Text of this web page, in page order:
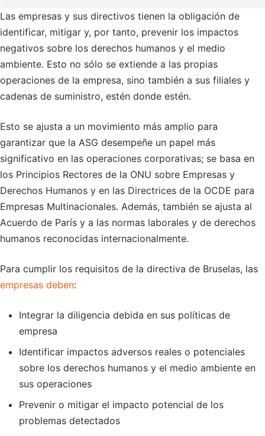
Las empresas y sus directivos tienen la obligación de
identificar, mitigar y, por tanto, prevenir los impactos
negativos sobre los derechos humanos y el medio
ambiente. Esto no sólo se extiende a las propias
operaciones de la empresa, sino también a sus filiales y
cadenas de suministro, estén donde estén.
Esto se ajusta a un movimiento más amplio para
garantizar que la ASG desempeñe un papel más
significativo en las operaciones corporativas; se basa en
los Principios Rectores de la ONU sobre Empresas y
Derechos Humanos y en las Directrices de la OCDE para
Empresas Multinacionales. Además, también se ajusta al
Acuerdo de París y a las normas laborales y de derechos
humanos reconocidas internacionalmente.
Para cumplir los requisitos de la directiva de Bruselas, las
empresas deben:
Integrar la diligencia debida en sus políticas de
empresa
Identificar impactos adversos reales o potenciales
sobre los derechos humanos y el medio ambiente en
sus operaciones
Prevenir o mitigar el impacto potencial de los
problemas detectados